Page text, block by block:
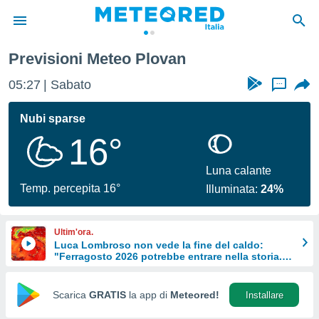
di
per
le
di
Web
Previsioni Meteo Plovan
05:27 Sabato ...
Nubi sparse
16°
Temp. percepita 16°
Luna calante
Illuminata:24%
Ultim'ora.
Luca Lombroso non vede la fine del caldo:
"Ferragosto 2026 potrebbe entrare nella storia.
Scarica GRATIS la app di Meteored! Installare